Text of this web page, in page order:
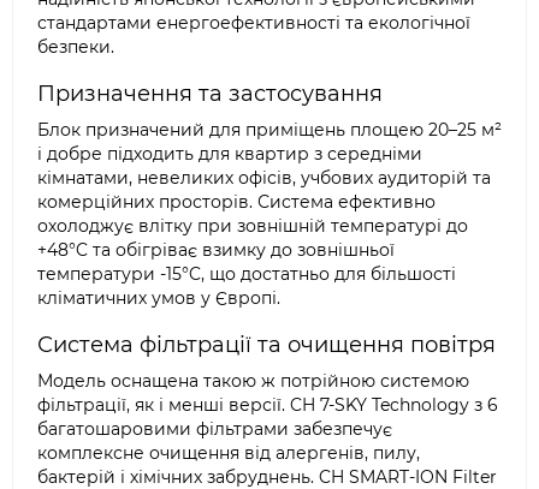
стандартами енергоефективності та екологічної
безпеки.
Призначення та застосування
Блок призначений для приміщень площею 20–25 м²
і добре підходить для квартир з середніми
кімнатами, невеликих офісів, учбових аудиторій та
комерційних просторів. Система ефективно
охолоджує влітку при зовнішній температурі до
+48°C та обігріває взимку до зовнішньої
температури -15°C, що достатньо для більшості
кліматичних умов у Європі.
Система фільтрації та очищення повітря
Модель оснащена такою ж потрійною системою
фільтрації, як і менші версії. CH 7-SKY Technology з 6
багатошаровими фільтрами забезпечує
комплексне очищення від алергенів, пилу,
бактерій і хімічних забруднень. CH SMART-ION Filter